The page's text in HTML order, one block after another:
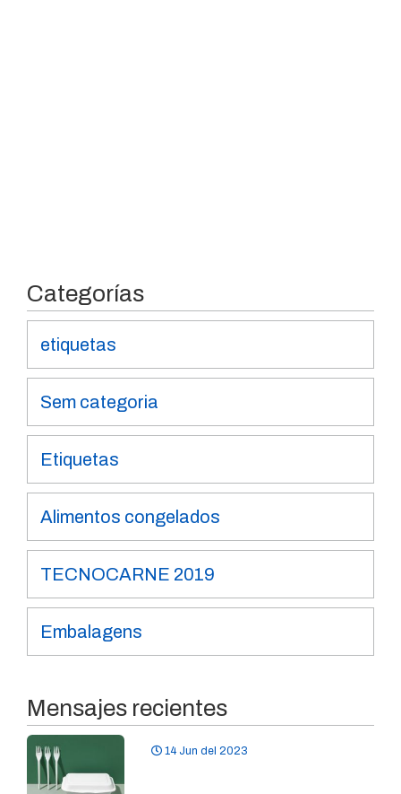
Categorías
etiquetas
Sem categoria
Etiquetas
Alimentos congelados
TECNOCARNE 2019
Embalagens
Mensajes recientes
14 Jun del 2023